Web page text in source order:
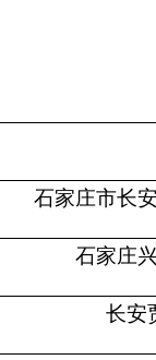
石家庄市长
石家庄
长安